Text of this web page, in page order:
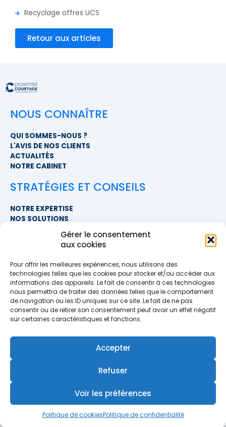
Gérer le consentement
aux cookies
Pour offrir les meilleures expériences, nous utilisons des
technologies telles que les cookies pour stocker et/ou accéder aux
informations des appareils. Le fait de consentir à ces technologies
nous permettra de traiter des données telles que le comportement
de navigation ou les ID uniques sur ce site. Le fait de ne pas
consentir ou de retirer son consentement peut avoir un effet négatif
sur certaines caractéristiques et fonctions.
Accepter
Refuser
Voir les préférences
Politique de cookiesPolitique de confidentialité
Recyclage offres UCS
Retour aux articles
NOUS CONNAÎTRE
QUI SOMMES-NOUS ?
L'AVIS DE NOS CLIENTS
ACTUALITÉS
NOTRE CABINET
STRATÉGIES ET CONSEILS
NOTRE EXPERTISE
NOS SOLUTIONS
NOUS CONTACTER
SIÈGE SOCIAL
PROXIMITÉ COURTAGE
678 BOULEVARD DES HUNAUDIÈRES
72230 RUAUDIN
TÉLÉPHONE >> AFFICHER LE NUMÉRO <<
EMAIL
contact@proximite-courtage.fr
Formulaire de contact
MENTIONS LÉGALESPOLITIQUE DE CONFIDENTIALITÉ